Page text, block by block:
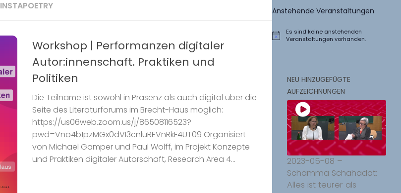
INSTAPOETRY
Workshop | Performanzen digitaler
Autor:innenschaft. Praktiken und
Politiken
Die Teilname ist sowohl in Präsenz als auch digital über die
Seite des Literaturforums im Brecht-Haus möglich:
https://us06web.zoom.us/j/86508116523?
pwd=Vno4b1pzMGx0dVI3cnluREVnRkF4UT09 Organisiert
von Michael Gamper und Paul Wolff, im Projekt Konzepte
und Praktiken digitaler Autorschaft, Research Area 4...
Anstehende Veranstaltungen
Hinweis
Es sind keine anstehenden
Veranstaltungen vorhanden.
NEU HINZUGEFÜGTE
AUFZEICHNUNGEN
2023-05-08 –
Schamma Schahadat:
Alles ist teurer als